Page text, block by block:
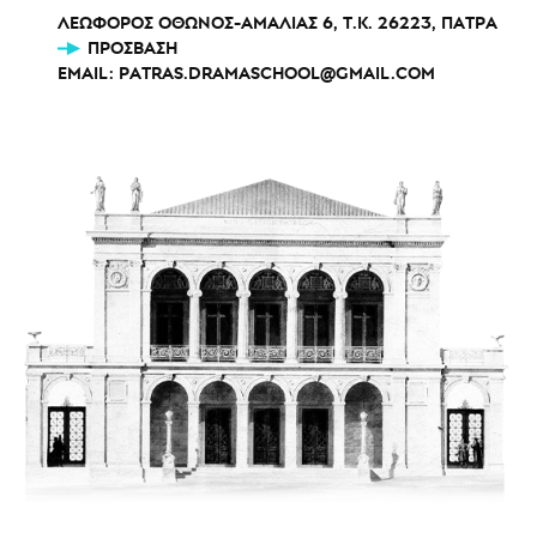
ΛΕΩΦΟΡΟΣ ΟΘΩΝΟΣ-ΑΜΑΛΙΑΣ 6, Τ.Κ. 26223, ΠΑΤΡΑ
ΠΡΌΣΒΑΣΗ
EMAIL: PATRAS.DRAMASCHOOL@GMAIL.COM